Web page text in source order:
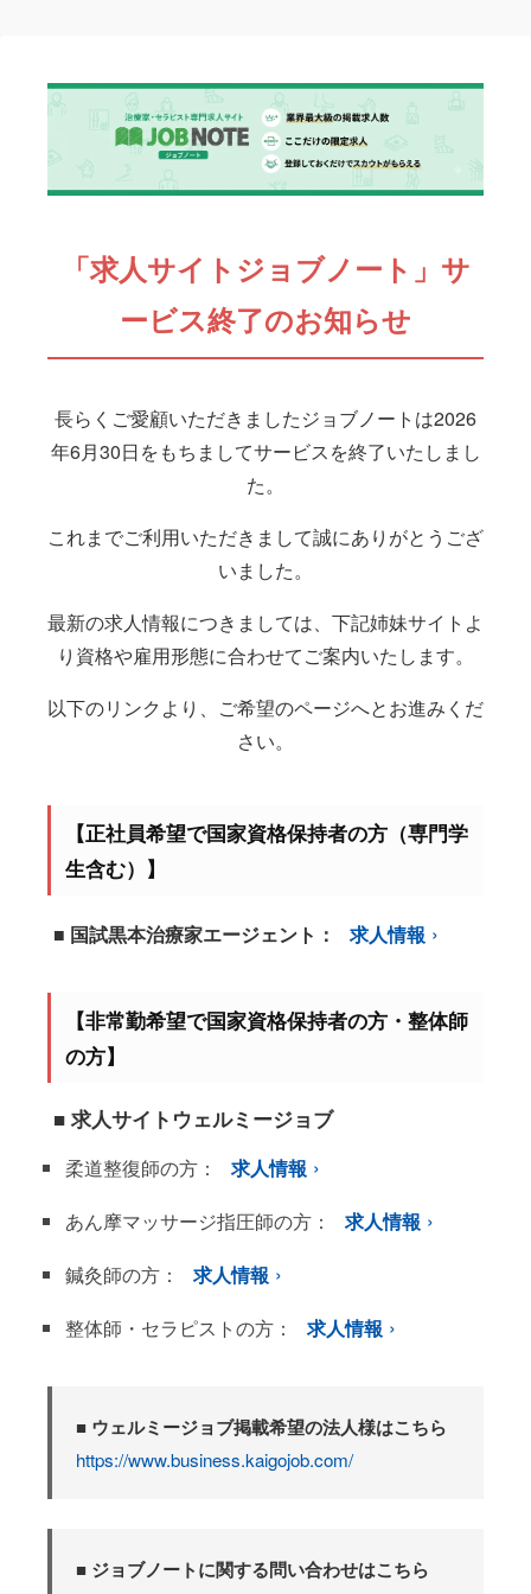
「求人サイトジョブノート」サ
ービス終了のお知らせ
長らくご愛顧いただきましたジョブノートは2026
年6月30日をもちましてサービスを終了いたしまし
た。
これまでご利用いただきまして誠にありがとうござ
いました。
最新の求人情報につきましては、下記姉妹サイトよ
り資格や雇用形態に合わせてご案内いたします。
以下のリンクより、ご希望のページへとお進みくだ
さい。
【正社員希望で国家資格保持者の方（専門学
生含む）】
■ 国試黒本治療家エージェント： 求人情報
【非常勤希望で国家資格保持者の方・整体師
の方】
■ 求人サイトウェルミージョブ
柔道整復師の方：
求人情報
あん摩マッサージ指圧師の方：
求人情報
鍼灸師の方：
求人情報
整体師・セラピストの方：
求人情報
■ ウェルミージョブ掲載希望の法人様はこちら
https://www.business.kaigojob.com/
■ ジョブノートに関する問い合わせはこちら